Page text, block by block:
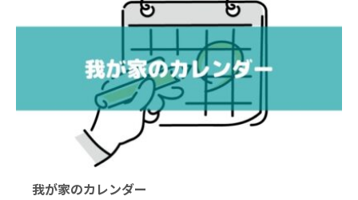
我が家のカレンダー